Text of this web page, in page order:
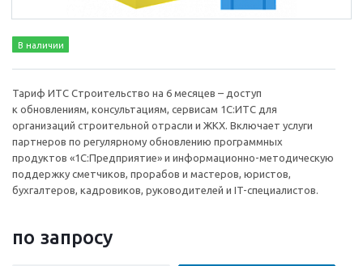
В наличии
Тариф ИТС Строительство на 6 месяцев – доступ
к обновлениям, консультациям, сервисам 1С:ИТС для
организаций строительной отрасли и ЖКХ. Включает услуги
партнеров по регулярному обновлению программных
продуктов «1С:Предприятие» и информационно-методическую
поддержку сметчиков, прорабов и мастеров, юристов,
бухгалтеров, кадровиков, руководителей и IT-специалистов.
по запросу